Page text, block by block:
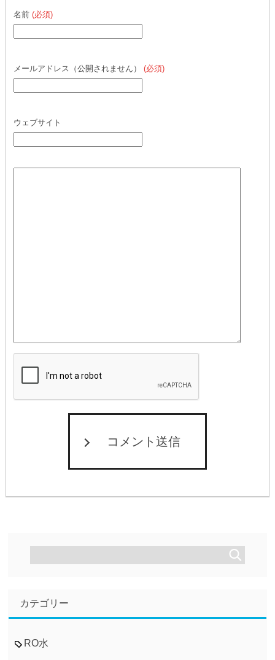
名前 (必須)
メールアドレス（公開されません） (必須)
ウェブサイト
コメント送信
カテゴリー
RO水